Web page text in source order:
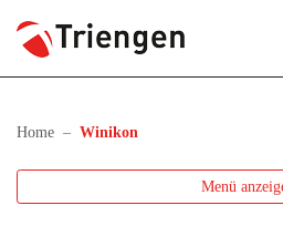
Triengen
Home Winikon
Menü